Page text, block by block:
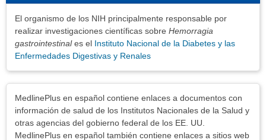
El organismo de los NIH principalmente responsable por
realizar investigaciones científicas sobre Hemorragia
gastrointestinales el Instituto Nacional de la Diabetes y las
Enfermedades Digestivas y Renales
MedlinePlus en español contiene enlaces a documentos con
información de salud de los Institutos Nacionales de la Salud y
otras agencias del gobierno federal de los EE. UU.
MedlinePlus en español también contiene enlaces a sitios web